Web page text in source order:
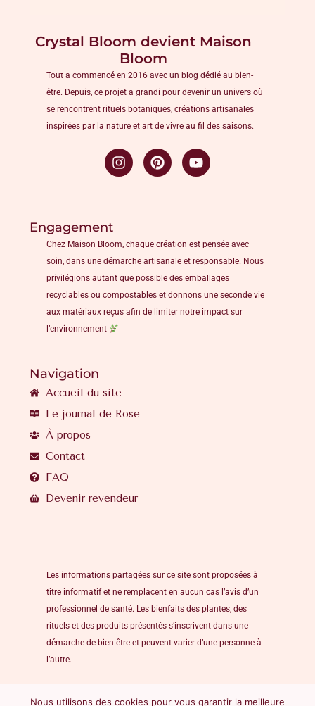
Crystal Bloom devient Maison
Bloom
Tout a commencé en 2016 avec un blog dédié au bien-
être. Depuis, ce projet a grandi pour devenir un univers où
se rencontrent rituels botaniques, créations artisanales
inspirées par la nature et art de vivre au fil des saisons.
Engagement
Chez Maison Bloom, chaque création est pensée avec
soin, dans une démarche artisanale et responsable. Nous
privilégions autant que possible des emballages
recyclables ou compostables et donnons une seconde vie
aux matériaux reçus afin de limiter notre impact sur
l’environnement
Navigation
Accueil du site
Le journal de Rose
À propos
Contact
FAQ
Devenir revendeur
Les informations partagées sur ce site sont proposées à
titre informatif et ne remplacent en aucun cas l’avis d’un
professionnel de santé. Les bienfaits des plantes, des
rituels et des produits présentés s’inscrivent dans une
démarche de bien-être et peuvent varier d’une personne à
l’autre.
Nous utilisons des cookies pour vous garantir la meilleure